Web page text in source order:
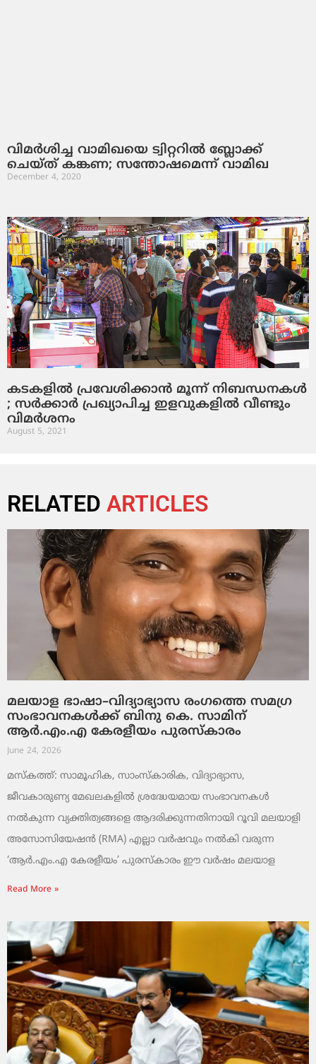
വിമര്‍ശിച്ച വാമിഖയെ ട്വിറ്ററില്‍ ബ്ലോക്ക്
ചെയ്ത് കങ്കണ; സന്തോഷമെന്ന് വാമിഖ
December 4, 2020
കടകളില്‍ പ്രവേശിക്കാന്‍ മൂന്ന് നിബന്ധനകള്‍
; സര്‍ക്കാര്‍ പ്രഖ്യാപിച്ച ഇളവുകളില്‍ വീണ്ടും
വിമര്‍ശനം
August 5, 2021
RELATED ARTICLES
മലയാള ഭാഷാ–വിദ്യാഭ്യാസ രംഗത്തെ സമഗ്ര
സംഭാവനകൾക്ക് ബിനു കെ. സാമിന്
ആർ.എം.എ കേരളീയം പുരസ്‌കാരം
June 24, 2026
മസ്കത്ത്: സാമൂഹിക, സാംസ്‌കാരിക, വിദ്യാഭ്യാസ,
ജീവകാരുണ്യ മേഖലകളിൽ ശ്രദ്ധേയമായ സംഭാവനകൾ
നൽകുന്ന വ്യക്തിത്വങ്ങളെ ആദരിക്കുന്നതിനായി റൂവി മലയാളി
അസോസിയേഷൻ (RMA) എല്ലാ വർഷവും നൽകി വരുന്ന
‘ആർ.എം.എ കേരളീയം’ പുരസ്‌കാരം ഈ വർഷം മലയാള
Read More »